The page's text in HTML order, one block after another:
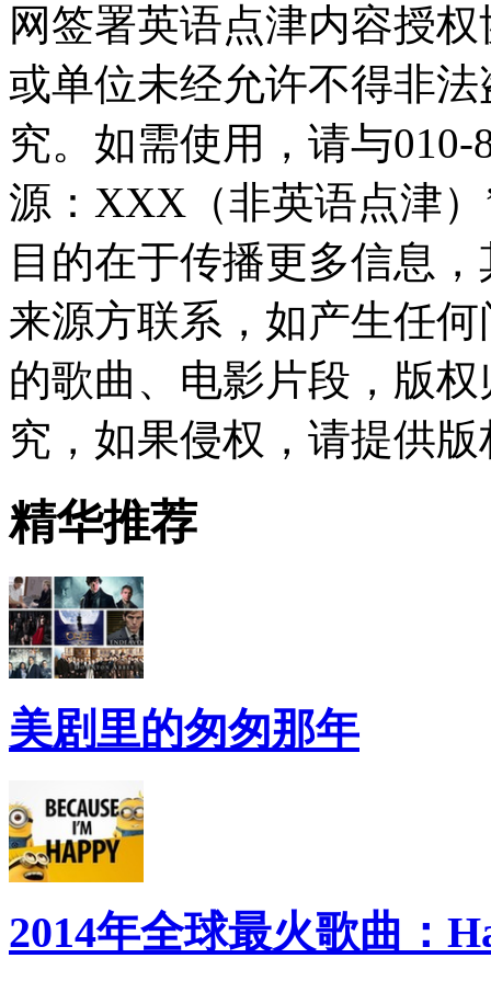
网签署英语点津内容授
或单位未经允许不得非
究。如需使用，请与010-
源：XXX（非英语点津
目的在于传播更多信息
来源方联系，如产生任
的歌曲、电影片段，版
究，如果侵权，请提供
精华推荐
美剧里的匆匆那年
2014年全球最火歌曲：